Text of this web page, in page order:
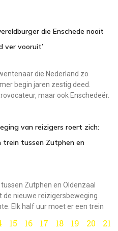
die Enschede nooit
ver vooruit’
die Nederland zo
begin jaren zestig deed.
maar ook Enschedeër.
van reizigers roert zich:
trein tussen Zutphen en
Zutphen en Oldenzaal
de nieuwe reizigersbeweging
Elk half uur moet er een trein
15 16 17 18 19 20 21